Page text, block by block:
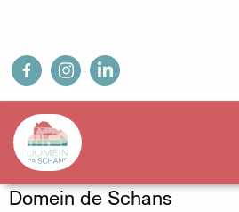
Overslaan
en
naar
inhoud
gaan
fb ig in
Main
navigation
Domein de Schans